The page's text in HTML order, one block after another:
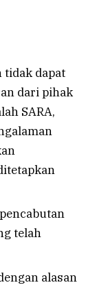
tidak dapat
dari pihak
SARA,
telah
alasan